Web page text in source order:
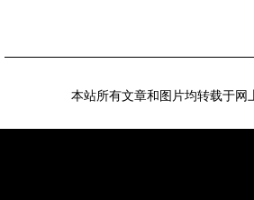
本站所有文章和图片均转载于